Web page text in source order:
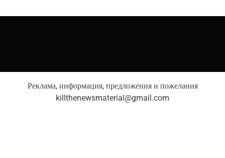
Реклама, информация, предложения и пожелания
killthenewsmaterial@gmail.com